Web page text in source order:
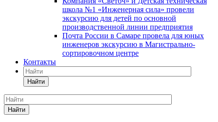
школа №1 «Инженерная сила» провели
экскурсию для детей по основной
производственной линии предприятия
Почта России в Самаре провела для юных
инженеров экскурсию в Магистрально-
сортировочном центре
Контакты
Найти
Найти